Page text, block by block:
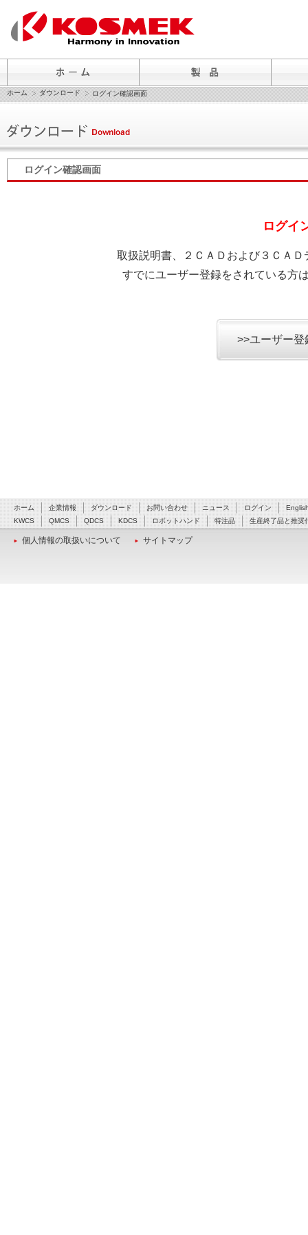
ホーム ダウンロード ログイン確認画面
ログイン確認画面
ログイ
取扱説明書、２ＣＡＤおよび３ＣＡ
すでにユーザー登録をされている方
>>ユーザー
ホーム 企業情報 ダウンロード お問い合わせ ニュース ログイン
KWCS
QMCS QDCS KDCS ロボットハンド 特注品 生産終了品と推奨
個人情報の取扱いについて サイトマップ